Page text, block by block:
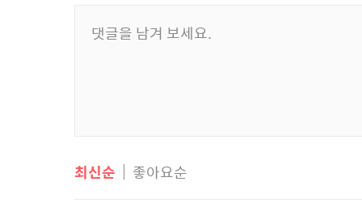
최신순 좋아요순